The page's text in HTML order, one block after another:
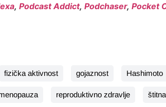
,Podcast Addict,Podchaser,Pocket
fizička aktivnost gojaznost Hashimoto
reproduktivno zdravlje